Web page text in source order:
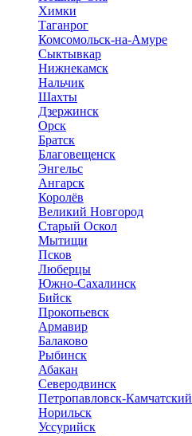
Химки
Таганрог
Комсомольск-на-Амуре
Сыктывкар
Нижнекамск
Нальчик
Шахты
Дзержинск
Орск
Братск
Благовещенск
Энгельс
Ангарск
Королёв
Великий Новгород
Старый Оскол
Мытищи
Псков
Люберцы
Южно-Сахалинск
Бийск
Прокопьевск
Армавир
Балаково
Рыбинск
Абакан
Северодвинск
Петропавловск-Камчатский
Норильск
Уссурийск